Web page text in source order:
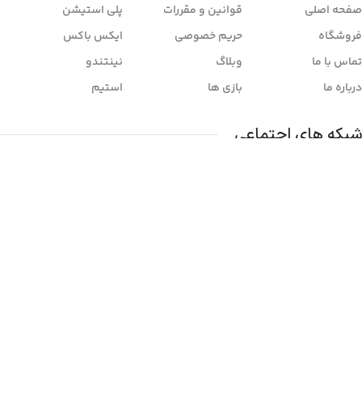
صفحه اصلی
فروشگاه
تماس با ما
درباره ما
قوانین و مقررات
حریم خصوصی
وبلاگ
بازی ها
پلی استیشن
ایکس باکس
نینتندو
استیم
شبکه های اجتماعی